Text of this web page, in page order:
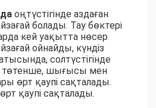
оңтүстігінде аздаған
болады. Тау бөктері
кей уақытта нөсер
ойнайды, күндіз
солтүстігінде
төтенше, шығысы мен
өрт қаупі сақталады.
қаупі сақталады.